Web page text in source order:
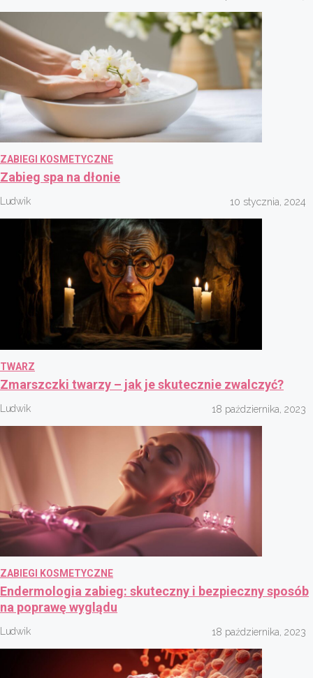
ZABIEGI KOSMETYCZNE
Zabieg spa na dłonie
Ludwik 10 stycznia, 2024
TWARZ
Zmarszczki twarzy – jak je skutecznie zwalczyć?
Ludwik 18 października, 2023
ZABIEGI KOSMETYCZNE
Endermologia zabieg: skuteczny i bezpieczny sposób
na poprawę wyglądu
Ludwik 18 października, 2023